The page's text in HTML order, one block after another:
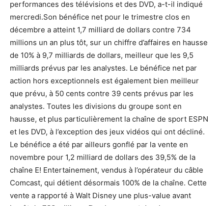
performances des télévisions et des DVD, a-t-il indiqué
mercredi.Son bénéfice net pour le trimestre clos en
décembre a atteint 1,7 milliard de dollars contre 734
millions un an plus tôt, sur un chiffre d’affaires en hausse
de 10% à 9,7 milliards de dollars, meilleur que les 9,5
milliards prévus par les analystes. Le bénéfice net par
action hors exceptionnels est également bien meilleur
que prévu, à 50 cents contre 39 cents prévus par les
analystes. Toutes les divisions du groupe sont en
hausse, et plus particulièrement la chaîne de sport ESPN
et les DVD, à l’exception des jeux vidéos qui ont décliné.
Le bénéfice a été par ailleurs gonflé par la vente en
novembre pour 1,2 milliard de dollars des 39,5% de la
chaîne E! Entertainement, vendus à l’opérateur du câble
Comcast, qui détient désormais 100% de la chaîne. Cette
vente a rapporté à Walt Disney une plus-value avant